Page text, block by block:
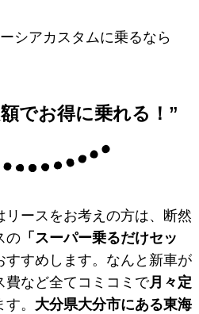
シアカスタムに乗るなら
でお得に乗れる！”
リースをお考えの方は、断然
の 「スーパー乗るだけセッ
すすめします。なんと新車が
費など全てコミコミで月々定
。 大分県大分市にある東海